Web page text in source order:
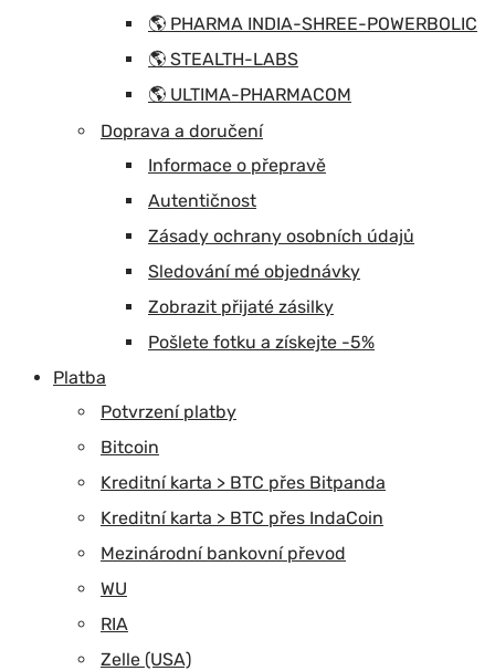
🌎 PHARMA INDIA-SHREE-POWERBOLIC
🌎 STEALTH-LABS
🌎 ULTIMA-PHARMACOM
Doprava a doručení
Informace o přepravě
Autentičnost
Zásady ochrany osobních údajů
Sledování mé objednávky
Zobrazit přijaté zásilky
Pošlete fotku a získejte -5%
Platba
Potvrzení platby
Bitcoin
Kreditní karta > BTC přes Bitpanda
Kreditní karta > BTC přes IndaCoin
Mezinárodní bankovní převod
WU
RIA
Zelle (USA)